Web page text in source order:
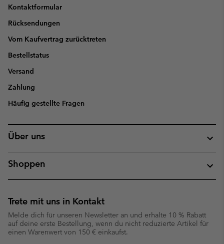
Kontaktformular
Rücksendungen
Vom Kaufvertrag zurücktreten
Bestellstatus
Versand
Zahlung
Häufig gestellte Fragen
Über uns
Shoppen
Trete mit uns in Kontakt
Melde dich für unseren Newsletter an und erhalte 10 % Rabatt
auf deine erste Bestellung, wenn du nicht reduzierte Artikel für
einen Warenwert von 150 € einkaufst.